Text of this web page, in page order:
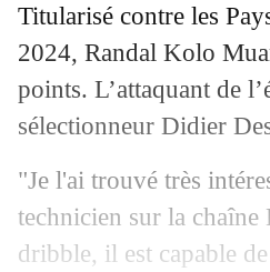
Titularisé contre les
2024, Randal Kolo
points. L’attaquant de
sélectionneur Didier
"Je l'ai trouvé très
technicien sur la chaîne
dribble, il est capable
25/03 Barça: le Milan
25/03 EdF: Maguire
25/03 Arsenal : 7
25/03 EdF: K. Thuram